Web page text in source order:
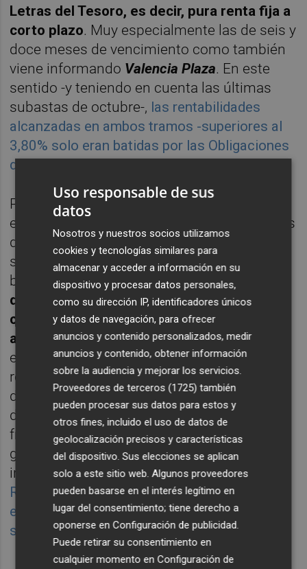
Letras del Tesoro, es decir, pura renta fija a
corto plazo. Muy especialmente las de seis y
doce meses de vencimiento como también
viene informando Valencia Plaza. En este
sentido -y teniendo en cuenta las últimas
subastas de octubre-, las rentabilidades
alcanzadas en ambos tramos -superiores al
3,80% solo eran batidas por las Obligaciones
del Tesoro a 30 y 50 años
Pero la cosa no queda ahí porque siguiendo
el carácter conservador de los españoles, los
depósitos y efectivo copaban al cierre
semestral el 37,56% del total con 1,057
billones de euros. Conviene recordar que
depósitos bancarios comprenden las
cuentas a la vista, las corrientes y las de
ahorro. Los mismos que las grandes
entidades nacionales siguen sin
remunerarlas acorde con los actuales tipos
de interés. Algo de lo que también viene
dando cumplida información este diario
frente a una banca europea bastante más
generosa. Muy especialmente las firmas
integradas en laplataforma paneuropea
Raisin donde hasta nueve entidades pagaban
el 4% o más hasta el pasado 26 de
septiembre.
Uso responsable de sus
datos
Nosotros y nuestros socios utilizamos
cookies y tecnologías similares para
almacenar y acceder a información en su
dispositivo y procesar datos personales,
como su dirección IP, identificadores únicos
y datos de navegación, para ofrecer
anuncios y contenido personalizados, medir
anuncios y contenido, obtener información
sobre la audiencia y mejorar los servicios.
Proveedores de terceros (1725) también
pueden procesar sus datos para estos y
otros fines, incluido el uso de datos de
geolocalización precisos y características
del dispositivo. Sus elecciones se aplican
solo a este sitio web. Algunos proveedores
pueden basarse en el interés legítimo en
lugar del consentimiento; tiene derecho a
oponerse enConfiguración de publicidad
Puede retirar su consentimiento en
cualquier momento enConfiguración de